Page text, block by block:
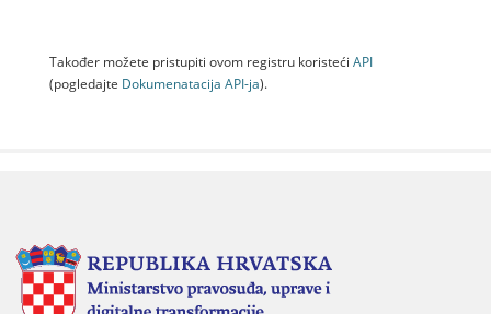
Također možete pristupiti ovom registru koristeći API
(pogledajte Dokumenаtаcijа API-jа).